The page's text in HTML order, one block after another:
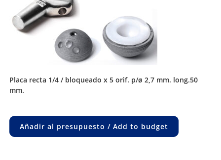
placa recta 1/4 / bloqueado x 5 orif. p/ø 2,7 mm. long.50
mm.
Añadir al presupuesto / Add to budget